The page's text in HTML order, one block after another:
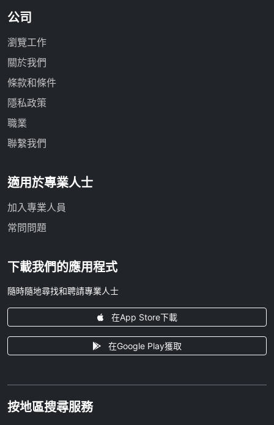
公司
瀏覽工作
關於我們
條款和條件
隱私政策
職業
聯繫我們
適用於專業人士
加入專業人員
常問問題
下載我們的應用程式
隨時隨地尋找和聘請專業人士
在App Store下載
在Google Play獲取
按地區搜尋服務